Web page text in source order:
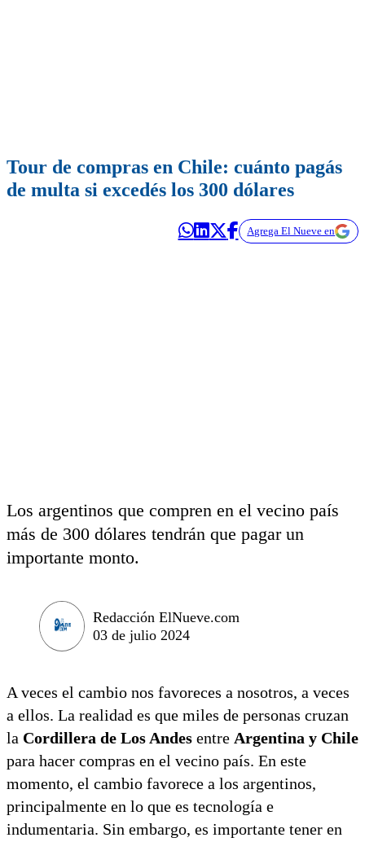
Tour de compras en Chile: cuánto pagás
de multa si excedés los 300 dólares
Agrega El Nueve en
Los argentinos que compren en el vecino país
más de 300 dólares tendrán que pagar un
importante monto.
Redacción ElNueve.com
03 de julio 2024
A veces el cambio nos favoreces a nosotros, a veces
a ellos. La realidad es que miles de personas cruzan
la Cordillera de Los Andes entre Argentina y Chile
para hacer compras en el vecino país. En este
momento, el cambio favorece a los argentinos,
principalmente en lo que es tecnología e
indumentaria. Sin embargo, es importante tener en